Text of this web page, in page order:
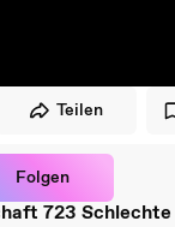
Teilen
Folgen
723 Schlechte